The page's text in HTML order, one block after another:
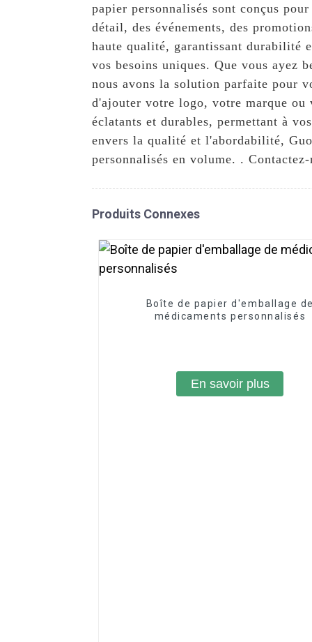
papier personnalisés sont conçus
détail, des événements, des
haute qualité, garantissant durabilité
vos besoins uniques. Que vous ayez
nous avons la solution parfaite pour
d'ajouter votre logo, votre marque ou
éclatants et durables, permettant à
envers la qualité et l'abordabilité,
personnalisés en volume. .
Produits Connexes
Boîte de papier d'emballage de
médicaments personnalisés
En savoir plus